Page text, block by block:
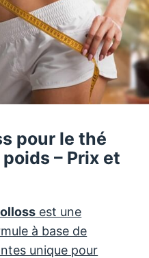
pour le thé
– Prix ​​et
est une
à base de
unique pour